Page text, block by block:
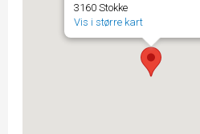
3160 Stokke
Vis i større kart